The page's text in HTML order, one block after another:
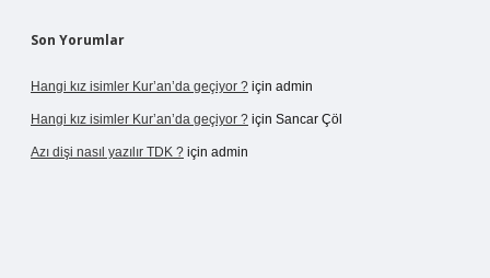
Son Yorumlar
Hangi kız isimler Kur’an’da geçiyor ? için admin
Hangi kız isimler Kur’an’da geçiyor ? için Sancar Çöl
Azı dişi nasıl yazılır TDK ? için admin